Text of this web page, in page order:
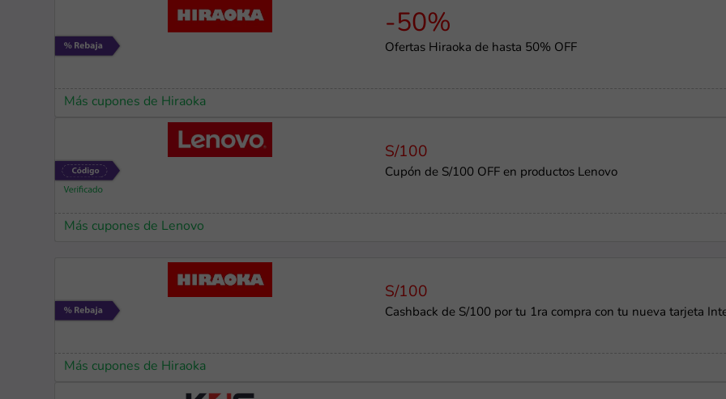
-50%
Ofertas Hiraoka de hasta 50% OFF
Más cupones de Hiraoka
S/100
Cupón de S/100 OFF en productos Lenovo
Más cupones de Lenovo
S/100
Cashback de S/100 por tu 1ra compra con tu nueva tarjeta
Más cupones de Hiraoka